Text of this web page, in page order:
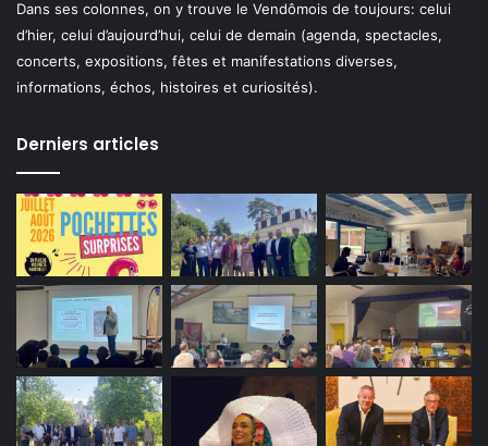
Dans ses colonnes, on y trouve le Vendômois de toujours: celui
d’hier, celui d’aujourd’hui, celui de demain (agenda, spectacles,
concerts, expositions, fêtes et manifestations diverses,
informations, échos, histoires et curiosités).
Derniers articles